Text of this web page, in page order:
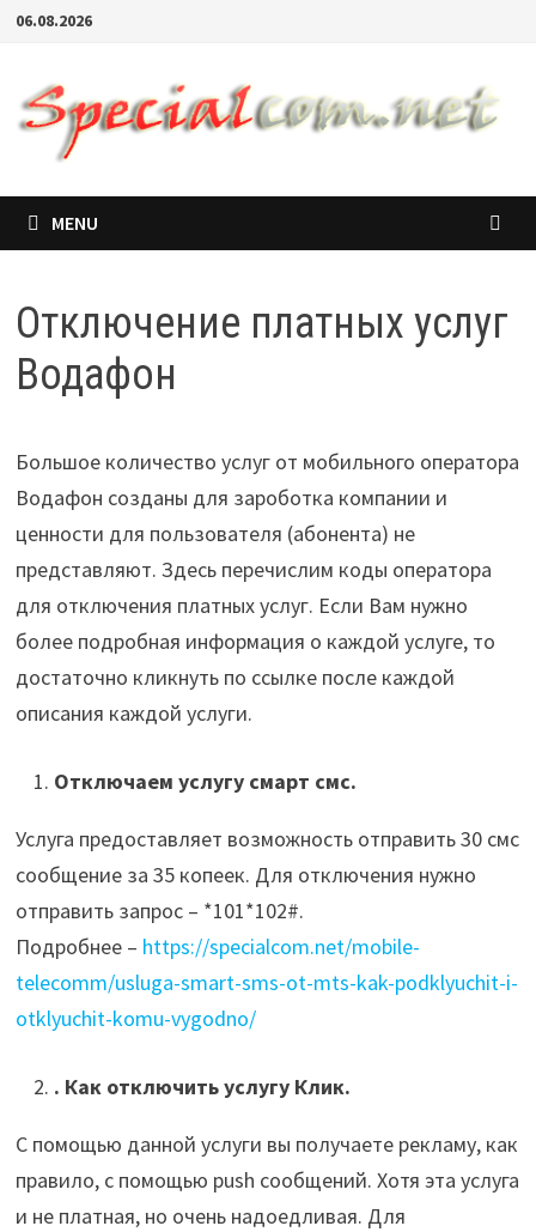
06.08.2026
MENU
Отключение платных услуг
Водафон
Большое количество услуг от мобильного оператора
Водафон созданы для зароботка компании и
ценности для пользователя (абонента) не
представляют. Здесь перечислим коды оператора
для отключения платных услуг. Если Вам нужно
более подробная информация о каждой услуге, то
достаточно кликнуть по ссылке после каждой
описания каждой услуги.
Отключаем услугу смарт смс.
Услуга предоставляет возможность отправить 30 смс
сообщение за 35 копеек. Для отключения нужно
отправить запрос – *101*102#.
Подробнее – https://specialcom.net/mobile-
telecomm/usluga-smart-sms-ot-mts-kak-podklyuchit-i-
otklyuchit-komu-vygodno/
. Как отключить услугу Клик.
С помощью данной услуги вы получаете рекламу, как
правило, с помощью push сообщений. Хотя эта услуга
и не платная, но очень надоедливая. Для